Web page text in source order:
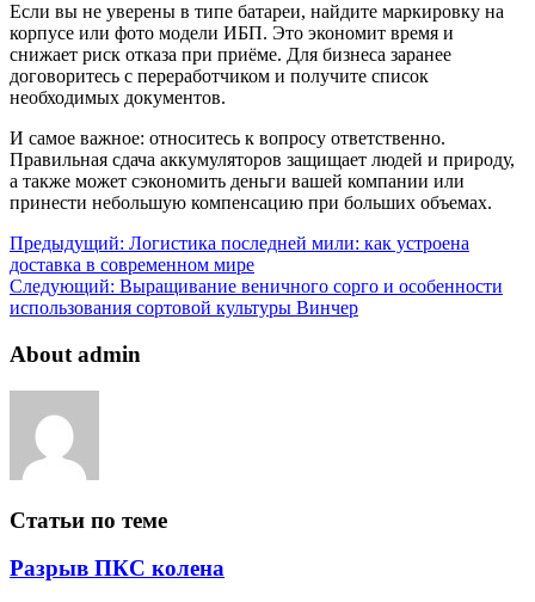
Если вы не уверены в типе батареи, найдите маркировку на
корпусе или фото модели ИБП. Это экономит время и
снижает риск отказа при приёме. Для бизнеса заранее
договоритесь с переработчиком и получите список
необходимых документов.
И самое важное: относитесь к вопросу ответственно.
Правильная сдача аккумуляторов защищает людей и природу,
а также может сэкономить деньги вашей компании или
принести небольшую компенсацию при больших объемах.
Предыдущий: Логистика последней мили: как устроена
доставка в современном мире
Следующий: Выращивание веничного сорго и особенности
использования сортовой культуры Винчер
About admin
Статьи по теме
Разрыв ПКС колена